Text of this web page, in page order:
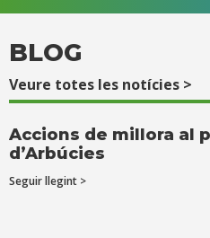
BLOG
Veure totes les notícies >
Accions de millora al
d’Arbúcies
Seguir llegint >